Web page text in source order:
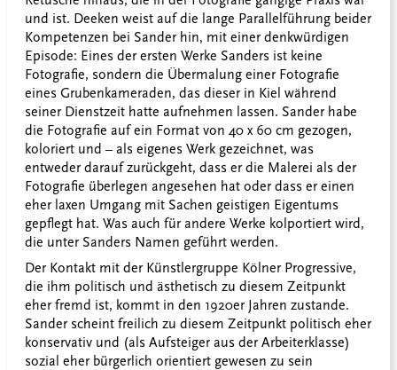
und ist. Deeken weist auf die lange Parallelführung beider
Kompetenzen bei Sander hin, mit einer denkwürdigen
Episode: Eines der ersten Werke Sanders ist keine
Fotografie, sondern die Übermalung einer Fotografie
eines Grubenkameraden, das dieser in Kiel während
seiner Dienstzeit hatte aufnehmen lassen. Sander habe
die Fotografie auf ein Format von 40 x 60 cm gezogen,
koloriert und – als eigenes Werk gezeichnet, was
entweder darauf zurückgeht, dass er die Malerei als der
Fotografie überlegen angesehen hat oder dass er einen
eher laxen Umgang mit Sachen geistigen Eigentums
gepflegt hat. Was auch für andere Werke kolportiert wird,
die unter Sanders Namen geführt werden.
Der Kontakt mit der Künstlergruppe Kölner Progressive,
die ihm politisch und ästhetisch zu diesem Zeitpunkt
eher fremd ist, kommt in den 1920er Jahren zustande.
Sander scheint freilich zu diesem Zeitpunkt politisch eher
konservativ und (als Aufsteiger aus der Arbeiterklasse)
sozial eher bürgerlich orientiert gewesen zu sein